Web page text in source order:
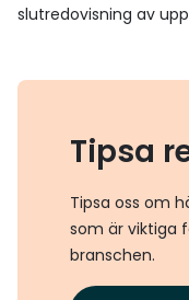
slutredovisning av
Tipsa
Tipsa oss om
som är viktiga
branschen.